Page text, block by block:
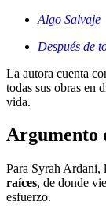
Algo Salvaje
Después de
La autora cuenta
todas sus obras en
vida.
Argumento
Para Syrah Ardani,
raíces, de donde
esfuerzo.